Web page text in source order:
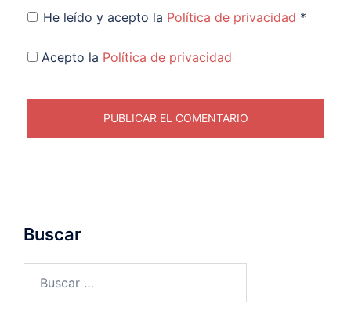
He leído y acepto la Política de privacidad *
Acepto la Política de privacidad
Buscar